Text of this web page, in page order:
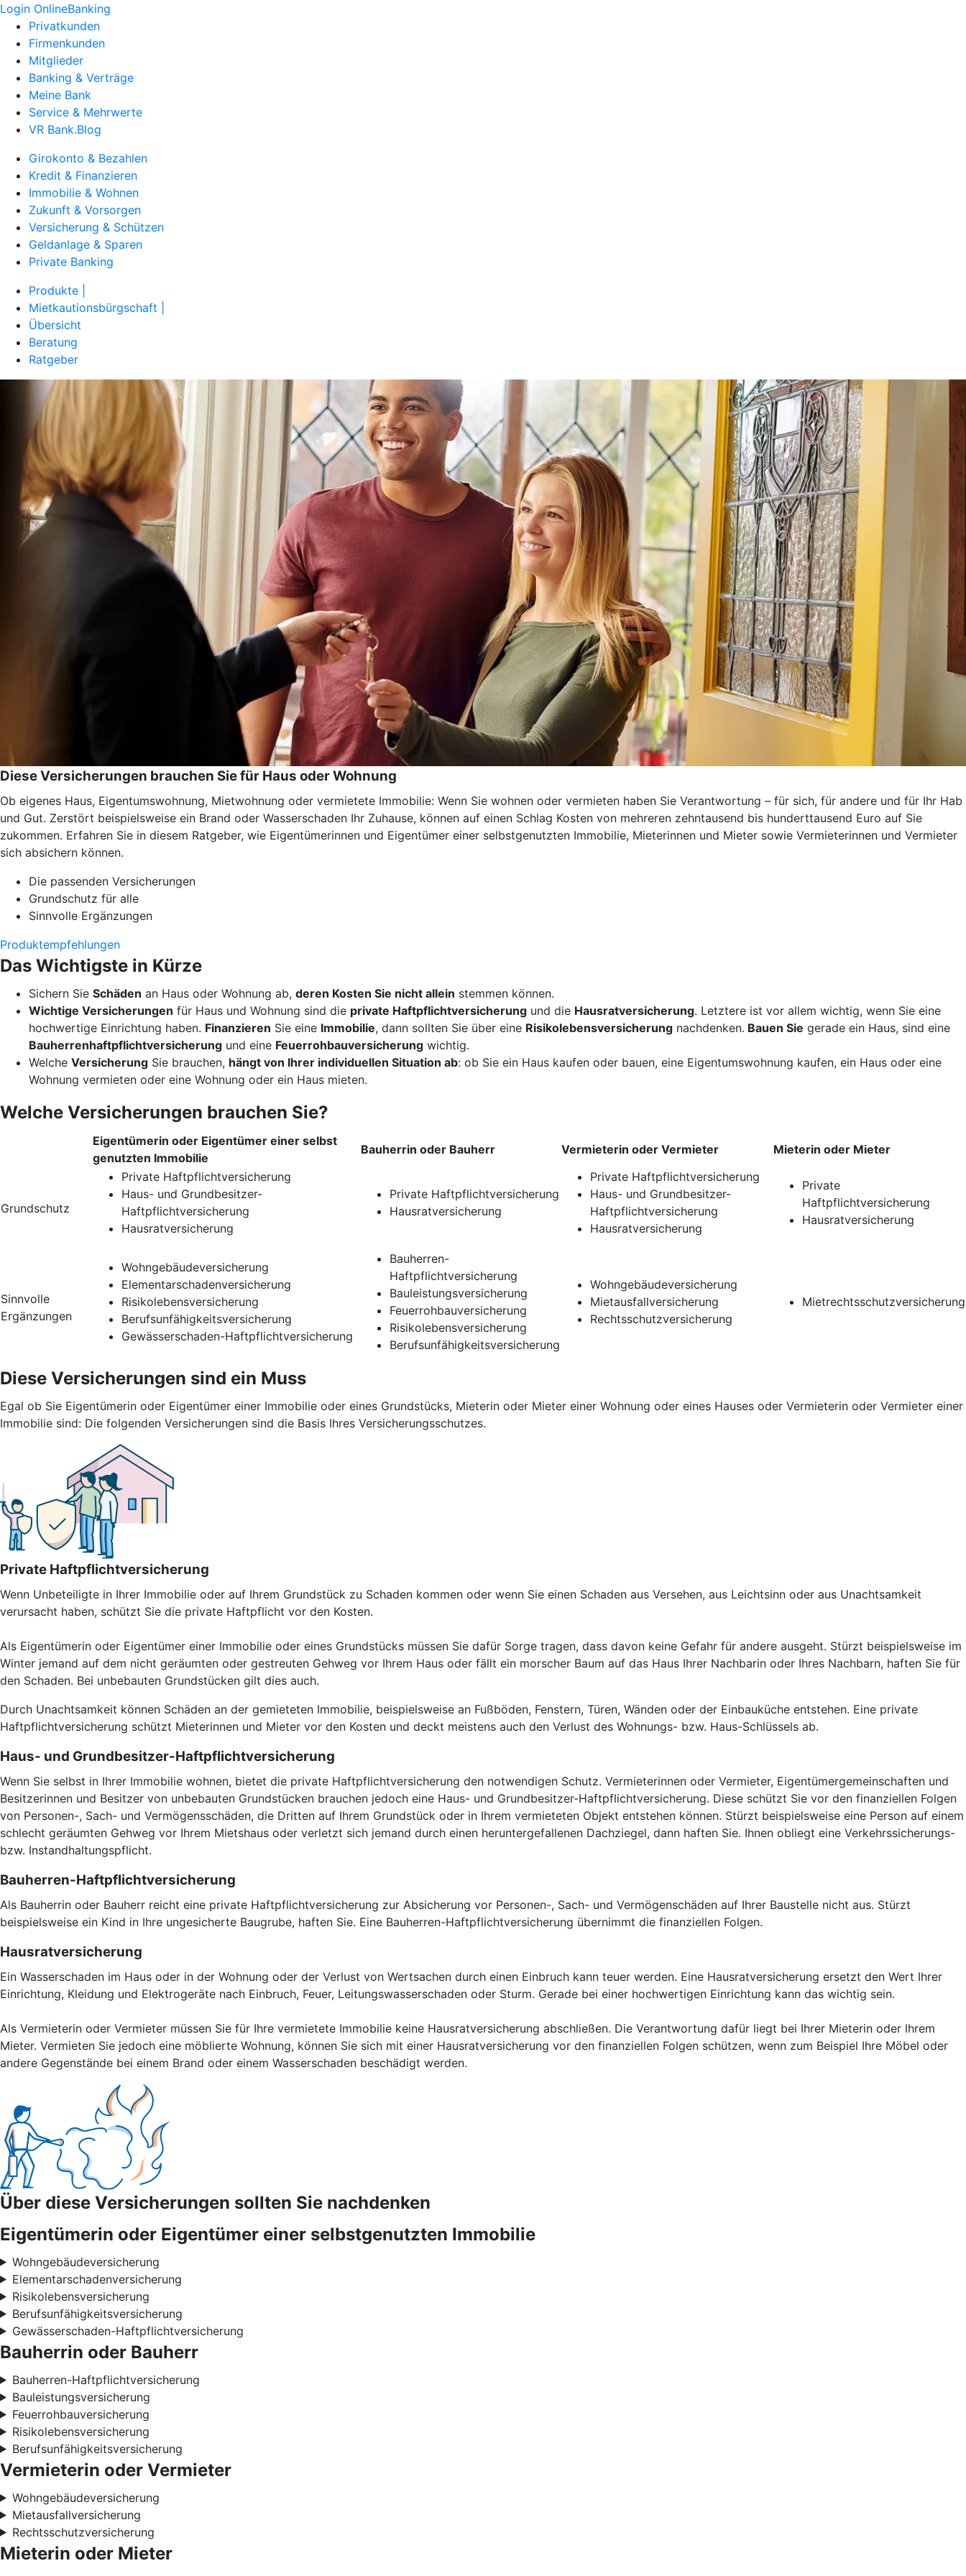
Login OnlineBanking
Privatkunden
Firmenkunden
Mitglieder
Banking & Verträge
Meine Bank
Service & Mehrwerte
VR Bank.Blog
Girokonto & Bezahlen
Kredit & Finanzieren
Immobilie & Wohnen
Zukunft & Vorsorgen
Versicherung & Schützen
Geldanlage & Sparen
Private Banking
Produkte |
Mietkautionsbürgschaft |
Übersicht
Beratung
Ratgeber
Diese Versicherungen brauchen Sie für Haus oder Wohnung
Ob eigenes Haus, Eigentumswohnung, Mietwohnung oder vermietete Immobilie: Wenn Sie wohnen oder vermieten haben Sie Verantwortung – für sich, für andere und für Ihr Hab
und Gut. Zerstört beispielsweise ein Brand oder Wasserschaden Ihr Zuhause, können auf einen Schlag Kosten von mehreren zehntausend bis hunderttausend Euro auf Sie
zukommen. Erfahren Sie in diesem Ratgeber, wie Eigentümerinnen und Eigentümer einer selbstgenutzten Immobilie, Mieterinnen und Mieter sowie Vermieterinnen und Vermieter
sich absichern können.
Die passenden Versicherungen
Grundschutz für alle
Sinnvolle Ergänzungen
Produktempfehlungen
Das Wichtigste in Kürze
Sichern Sie Schäden an Haus oder Wohnung ab, deren Kosten Sie nicht allein stemmen können.
Wichtige Versicherungen für Haus und Wohnung sind die private Haftpflichtversicherung und die Hausratversicherung. Letztere ist vor allem wichtig, wenn Sie eine
hochwertige Einrichtung haben. Finanzieren Sie eine Immobilie, dann sollten Sie über eine Risikolebensversicherung nachdenken. Bauen Sie gerade ein Haus, sind eine
Bauherrenhaftpflichtversicherung und eine Feuerrohbauversicherung wichtig.
Welche Versicherung Sie brauchen, hängt von Ihrer individuellen Situation ab: ob Sie ein Haus kaufen oder bauen, eine Eigentumswohnung kaufen, ein Haus oder eine
Wohnung vermieten oder eine Wohnung oder ein Haus mieten.
Welche Versicherungen brauchen Sie?
Eigentümerin oder Eigentümer einer selbst
genutzten Immobilie
Bauherrin oder Bauherr Vermieterin oder Vermieter Mieterin oder Mieter
Grundschutz
Private Haftpflichtversicherung
Haus- und Grundbesitzer-
Haftpflichtversicherung
Hausratversicherung
Private Haftpflichtversicherung
Hausratversicherung
Private Haftpflichtversicherung
Haus- und Grundbesitzer-
Haftpflichtversicherung
Hausratversicherung
Private
Haftpflichtversicherung
Hausratversicherung
Sinnvolle
Ergänzungen
Wohngebäudeversicherung
Elementarschadenversicherung
Risikolebensversicherung
Berufsunfähigkeitsversicherung
Gewässerschaden-Haftpflichtversicherung
Bauherren-
Haftpflichtversicherung
Bauleistungsversicherung
Feuerrohbauversicherung
Risikolebensversicherung
Berufsunfähigkeitsversicherung
Wohngebäudeversicherung
Mietausfallversicherung
Rechtsschutzversicherung
Mietrechtsschutzversicherung
Diese Versicherungen sind ein Muss
Egal ob Sie Eigentümerin oder Eigentümer einer Immobilie oder eines Grundstücks, Mieterin oder Mieter einer Wohnung oder eines Hauses oder Vermieterin oder Vermieter einer
Immobilie sind: Die folgenden Versicherungen sind die Basis Ihres Versicherungsschutzes.
Private Haftpflichtversicherung
Wenn Unbeteiligte in Ihrer Immobilie oder auf Ihrem Grundstück zu Schaden kommen oder wenn Sie einen Schaden aus Versehen, aus Leichtsinn oder aus Unachtsamkeit
verursacht haben, schützt Sie die private Haftpflicht vor den Kosten.
Als Eigentümerin oder Eigentümer einer Immobilie oder eines Grundstücks müssen Sie dafür Sorge tragen, dass davon keine Gefahr für andere ausgeht. Stürzt beispielsweise im
Winter jemand auf dem nicht geräumten oder gestreuten Gehweg vor Ihrem Haus oder fällt ein morscher Baum auf das Haus Ihrer Nachbarin oder Ihres Nachbarn, haften Sie für
den Schaden. Bei unbebauten Grundstücken gilt dies auch.
Durch Unachtsamkeit können Schäden an der gemieteten Immobilie, beispielsweise an Fußböden, Fenstern, Türen, Wänden oder der Einbauküche entstehen. Eine private
Haftpflichtversicherung schützt Mieterinnen und Mieter vor den Kosten und deckt meistens auch den Verlust des Wohnungs- bzw. Haus-Schlüssels ab.
Haus- und Grundbesitzer-Haftpflichtversicherung
Wenn Sie selbst in Ihrer Immobilie wohnen, bietet die private Haftpflichtversicherung den notwendigen Schutz. Vermieterinnen oder Vermieter, Eigentümergemeinschaften und
Besitzerinnen und Besitzer von unbebauten Grundstücken brauchen jedoch eine Haus- und Grundbesitzer-Haftpflichtversicherung. Diese schützt Sie vor den finanziellen Folgen
von Personen-, Sach- und Vermögensschäden, die Dritten auf Ihrem Grundstück oder in Ihrem vermieteten Objekt entstehen können. Stürzt beispielsweise eine Person auf einem
schlecht geräumten Gehweg vor Ihrem Mietshaus oder verletzt sich jemand durch einen heruntergefallenen Dachziegel, dann haften Sie. Ihnen obliegt eine Verkehrssicherungs-
bzw. Instandhaltungspflicht.
Bauherren-Haftpflichtversicherung
Als Bauherrin oder Bauherr reicht eine private Haftpflichtversicherung zur Absicherung vor Personen-, Sach- und Vermögenschäden auf Ihrer Baustelle nicht aus. Stürzt
beispielsweise ein Kind in Ihre ungesicherte Baugrube, haften Sie. Eine Bauherren-Haftpflichtversicherung übernimmt die finanziellen Folgen.
Hausratversicherung
Ein Wasserschaden im Haus oder in der Wohnung oder der Verlust von Wertsachen durch einen Einbruch kann teuer werden. Eine Hausratversicherung ersetzt den Wert Ihrer
Einrichtung, Kleidung und Elektrogeräte nach Einbruch, Feuer, Leitungswasserschaden oder Sturm. Gerade bei einer hochwertigen Einrichtung kann das wichtig sein.
Als Vermieterin oder Vermieter müssen Sie für Ihre vermietete Immobilie keine Hausratversicherung abschließen. Die Verantwortung dafür liegt bei Ihrer Mieterin oder Ihrem
Mieter. Vermieten Sie jedoch eine möblierte Wohnung, können Sie sich mit einer Hausratversicherung vor den finanziellen Folgen schützen, wenn zum Beispiel Ihre Möbel oder
andere Gegenstände bei einem Brand oder einem Wasserschaden beschädigt werden.
Über diese Versicherungen sollten Sie nachdenken
Eigentümerin oder Eigentümer einer selbstgenutzten Immobilie
Wohngebäudeversicherung
Elementarschadenversicherung
Risikolebensversicherung
Berufsunfähigkeitsversicherung
Gewässerschaden-Haftpflichtversicherung
Bauherrin oder Bauherr
Bauherren-Haftpflichtversicherung
Bauleistungsversicherung
Feuerrohbauversicherung
Risikolebensversicherung
Berufsunfähigkeitsversicherung
Vermieterin oder Vermieter
Wohngebäudeversicherung
Mietausfallversicherung
Rechtsschutzversicherung
Mieterin oder Mieter